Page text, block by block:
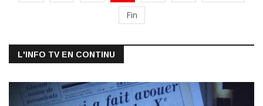
Fin
L'INFO TV EN CONTINU